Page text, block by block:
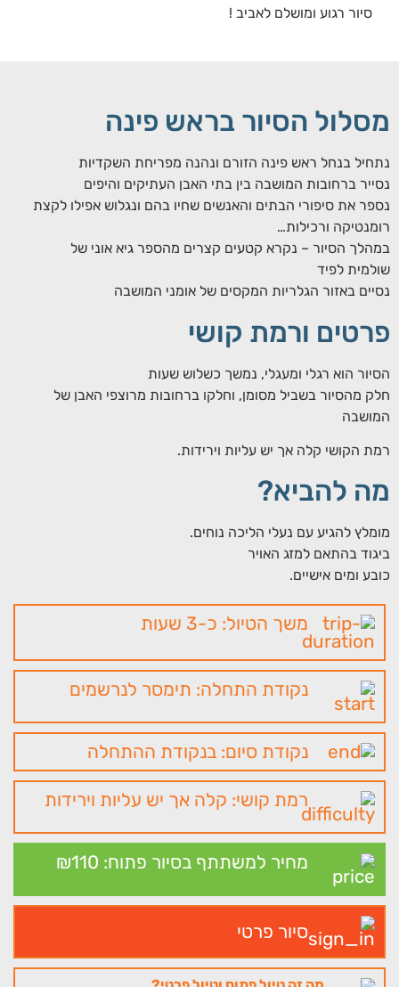
סיור רגוע ומושלם לאביב !
מסלול הסיור בראש פינה
נתחיל בנחל ראש פינה הזורם ונהנה מפריחת השקדיות
נסייר ברחובות המושבה בין בתי האבן העתיקים והיפים
נספר את סיפורי הבתים והאנשים שחיו בהם ונגלוש אפילו לקצת
רומנטיקה ורכילות…
במהלך הסיור – נקרא קטעים קצרים מהספר גיא אוני של
שולמית לפיד
נסיים באזור הגלריות המקסים של אומני המושבה
פרטים ורמת קושי
הסיור הוא רגלי ומעגלי, נמשך כשלוש שעות
חלק מהסיור בשביל מסומן, וחלקו ברחובות מרוצפי האבן של
המושבה
רמת הקושי קלה אך יש עליות וירידות.
מה להביא?
מומלץ להגיע עם נעלי הליכה נוחים.
ביגוד בהתאם למזג האויר
כובע ומים אישיים.
משך הטיול: כ-3 שעות
נקודת התחלה: תימסר לנרשמים
נקודת סיום: בנקודת ההתחלה
רמת קושי: קלה אך יש עליות וירידות
מחיר למשתתף בסיור פתוח: 110 ₪
סיור פרטי